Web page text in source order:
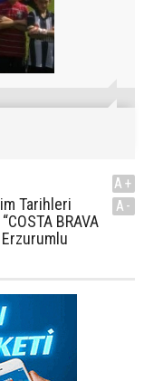
Tarihleri
BRAVA
A+
A-